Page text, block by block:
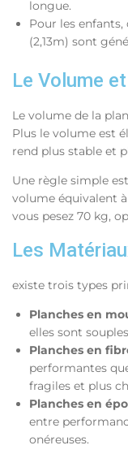
longue.
Pour les enfants,
(2,13m) sont
Le Volume
Le volume de la
Plus le volume est
rend plus stable et
Une règle simple
volume équivalent
vous pesez 70 kg,
Les
existe trois types
Planches en
elles sont
Planches en
performantes
fragiles et plus
Planches en
entre
onéreuses.